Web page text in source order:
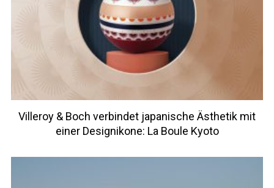
Villeroy & Boch verbindet japanische Ästhetik mit
einer Designikone: La Boule Kyoto